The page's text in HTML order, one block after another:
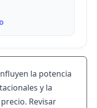
la potencia
y la
Revisar